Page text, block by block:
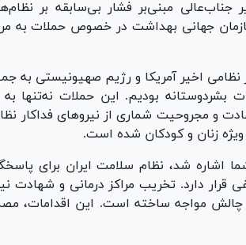
جناب‌عالی مبنی‌بر فشار بی‌سابقه بر
جهانی بهداشت در خصوص حملات به
نظامی اخیر آمریکا و رژیم صهیونیستی به
بشردوستانه بودیم. این حملات نه‌تنها
و مجروحیت شماری از نیرو‌های فداکار
ویژه زنان و کودکان شده است.
اشاره شد، نظام سلامت ایران برای
قرار دارد. تخریب مراکز درمانی و شهادت
چالش مواجه ساخته است. این اقدامات،